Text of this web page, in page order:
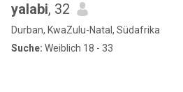
yalabi, 32
Durban, KwaZulu-Natal, Südafrika
Suche: Weiblich 18 - 33